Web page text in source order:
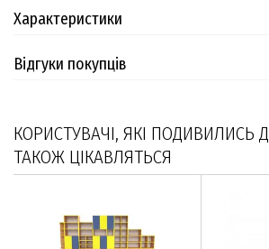
Характеристики
Відгуки покупців
КОРИСТУВАЧІ, ЯКІ ПОДИВИЛИСЬ
ТАКОЖ ЦІКАВЛЯТЬСЯ